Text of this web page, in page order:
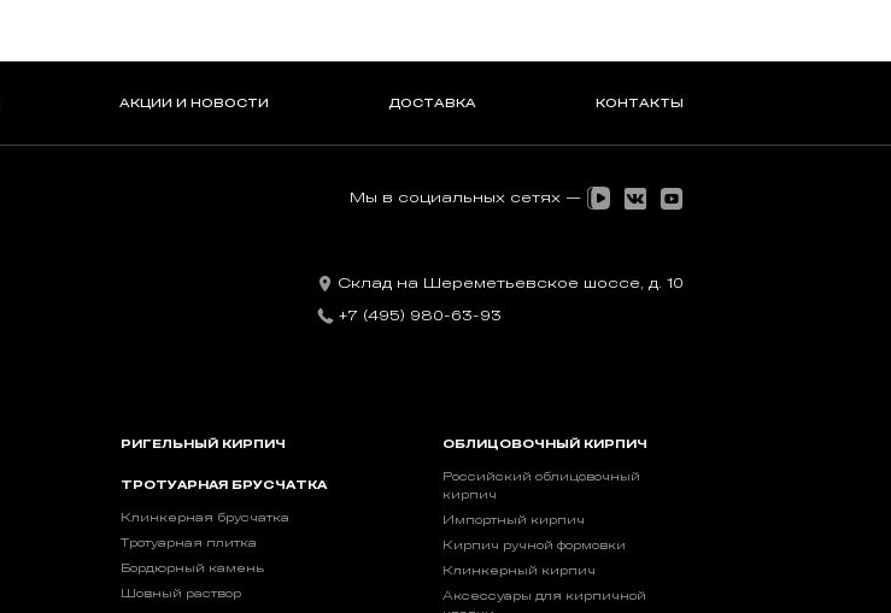
АКЦИИ И НОВОСТИ ДОСТАВКА КОНТАКТЫ
Мы в социальных сетях —
Склад на Шереметьевское шоссе, д. 10
+7 (495) 980-63-93
РИГЕЛЬНЫЙ КИРПИЧ
ТРОТУАРНАЯ БРУСЧАТКА
Клинкерная брусчатка
Тротуарная плитка
Бордюрный камень
Шовный раствор
ОБЛИЦОВОЧНЫЙ КИРПИЧ
Российский облицовочный
кирпич
Импортный кирпич
Кирпич ручной формовки
Клинкерный кирпич
Аксессуары для кирпичной